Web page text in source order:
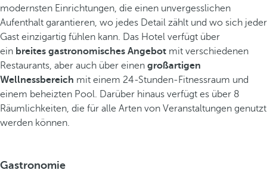
modernsten Einrichtungen, die einen unvergesslichen
Aufenthalt garantieren, wo jedes Detail zählt und wo sich jeder
Gast einzigartig fühlen kann. Das Hotel verfügt über
ein breites gastronomisches Angebot mit verschiedenen
Restaurants, aber auch über einen großartigen
Wellnessbereich mit einem 24-Stunden-Fitnessraum und
einem beheizten Pool. Darüber hinaus verfügt es über 8
Räumlichkeiten, die für alle Arten von Veranstaltungen genutzt
werden können.
Gastronomie